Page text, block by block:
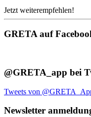
Jetzt weiterempfehlen!
GRETA auf
@GRETA_app bei
Tweets von
Newsletter